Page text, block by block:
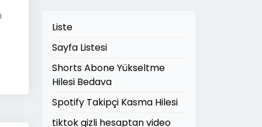
Liste
Sayfa Listesi
Shorts Abone Yükseltme
Hilesi Bedava
Spotify Takipçi Kasma Hilesi
tiktok gizli hesaptan video